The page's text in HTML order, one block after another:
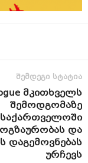
შემდეგი სტატია
მკითხველს
შემოდგომაზე
საქართველოში
და
დაგემოვნებას
ურჩევს